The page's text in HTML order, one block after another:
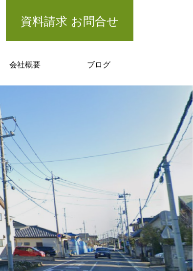
資料請求 お問合せ
会社概要 ブログ